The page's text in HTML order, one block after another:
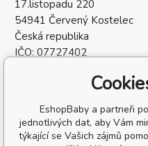
17.listopadu 220
54941 Červený Kostelec
Česká republika
IČO: 07727402
EshopBaby a partneři
jednotlivých dat, aby Vám
týkající se Vašich zájmů